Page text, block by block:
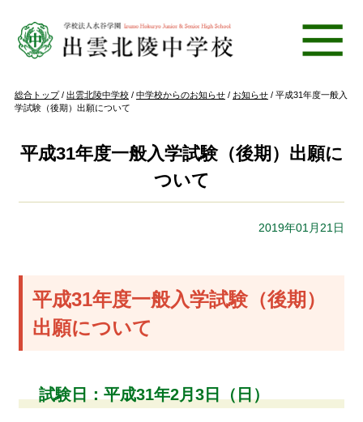
現
在
置：
総合トップ/ 出雲北陵中学校 / 中学校からのお知らせ / お知らせ / 平成31年度一般入
学試験（後期）出願について
平成31年度一般入学試験（後期）出願に
ついて
2019年01月21日
平成31年度一般入学試験（後期）
出願について
試験日：平成31年2月3日（日）